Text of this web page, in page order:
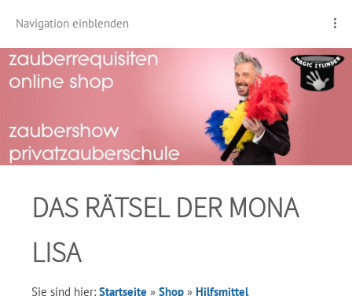
Navigation einblenden
DAS RÄTSEL DER MONA
LISA
Sie sind hier: Startseite » Shop » Hilfsmittel